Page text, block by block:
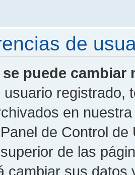
de
puede
usuario registrado,
en
de Control
de las
cambiar sus datos